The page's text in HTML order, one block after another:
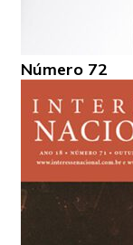
Número 72